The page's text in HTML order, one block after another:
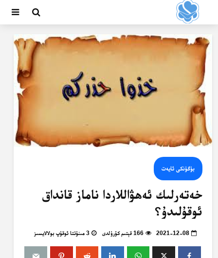
بۈگۈنكى ئايەت
خەتەرلىك ئەھۋاللاردا ناماز قانداق
ئوقۇلىدۇ؟
2021-12-08 166 قېتىم كۆرۈلدى 3 مىنۇتتا ئوقۇپ بولالايسىز